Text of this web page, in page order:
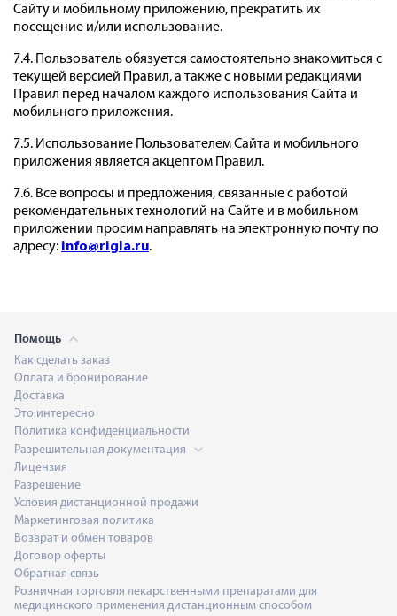
Сайту и мобильному приложению, прекратить их
посещение и/или использование.
7.4. Пользователь обязуется самостоятельно знакомиться с
текущей версией Правил, а также с новыми редакциями
Правил перед началом каждого использования Сайта и
мобильного приложения.
7.5. Использование Пользователем Сайта и мобильного
приложения является акцептом Правил.
7.6. Все вопросы и предложения, связанные с работой
рекомендательных технологий на Сайте и в мобильном
приложении просим направлять на электронную почту по
адресу: info@rigla.ru.
Помощь
Как сделать заказ
Оплата и бронирование
Доставка
Это интересно
Политика конфиденциальности
Разрешительная документация
Лицензия
Разрешение
Условия дистанционной продажи
Маркетинговая политика
Возврат и обмен товаров
Договор оферты
Обратная связь
Розничная торговля лекарственными препаратами для
медицинского применения дистанционным способом